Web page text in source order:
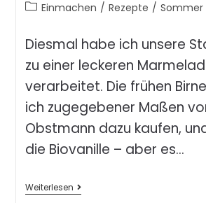
Einmachen / Rezepte / Sommer
Diesmal habe ich unsere
zu einer leckeren
verarbeitet. Die frühen
ich zugegebener Maßen
Obstmann dazu kaufen,
die Biovanille – aber es…
Weiterlesen